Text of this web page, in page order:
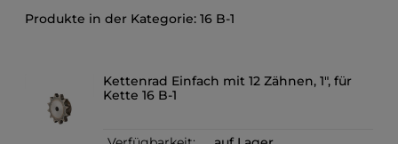
16 B-1
Kettenrad Einfach mit 12 Zähnen, 1", für
Kette 16 B-1